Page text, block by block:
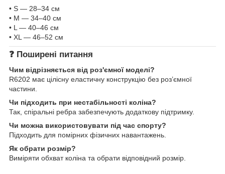
• S — 28–34 см
• M — 34–40 см
• L — 40–46 см
• XL — 46–52 см
❓ Поширені питання
Чим відрізняється від роз'ємної моделі?
R6202 має цілісну еластичну конструкцію без роз’ємної
частини.
Чи підходить при нестабільності коліна?
Так, спіральні ребра забезпечують додаткову підтримку.
Чи можна використовувати під час спорту?
Підходить для помірних фізичних навантажень.
Як обрати розмір?
Виміряти обхват коліна та обрати відповідний розмір.